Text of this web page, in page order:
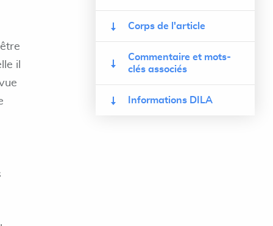
il
Corps de l'article
Commentaire et mots-
clés associés
Informations DILA